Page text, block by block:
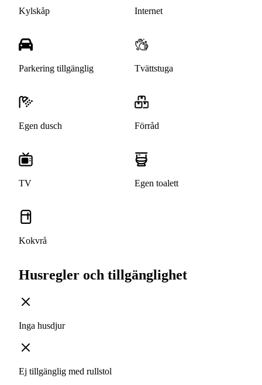
Kylskåp Internet
Parkering tillgänglig Tvättstuga
Egen dusch Förråd
TV Egen toalett
Kokvrå
Husregler och tillgänglighet
Inga husdjur
Ej tillgänglig med rullstol